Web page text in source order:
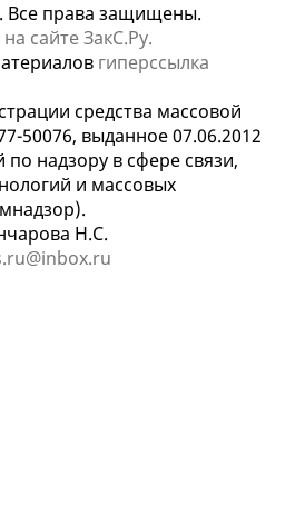
Все права защищены.
сайте ЗакС.Ру.
гиперссылка
средства массовой
выданное 07.06.2012
надзору в сфере связи,
и массовых
Н.С.